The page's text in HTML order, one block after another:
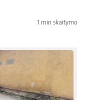
1 min skaitymo